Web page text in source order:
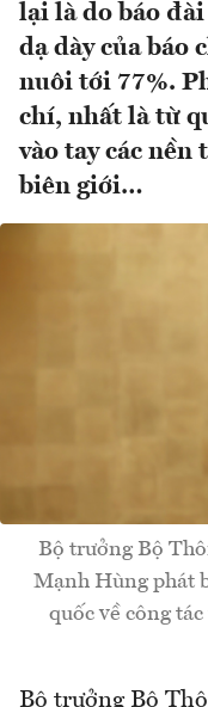
lại là do báo
dạ dày của báo
nuôi tới 77%.
chí, nhất là từ
vào tay các nền
biên giới…
Bộ trưởng Bộ
Mạnh Hùng phát
quốc về công
Bộ trưởng Bộ